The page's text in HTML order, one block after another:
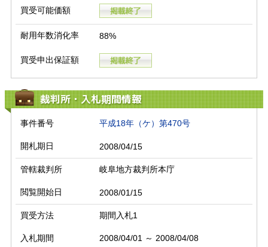
買受可能価額
耐用年数消化率 88%
買受申出保証額
裁判所・入札期間情報
事件番号 平成18年（ケ）第470号
開札期日 2008/04/15
管轄裁判所 岐阜地方裁判所本庁
閲覧開始日 2008/01/15
買受方法 期間入札1
入札期間 2008/04/01 ～ 2008/04/08